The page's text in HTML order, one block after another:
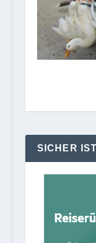
SICHER